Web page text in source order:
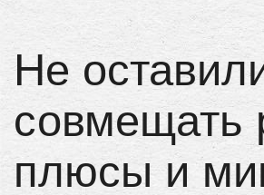
Не
совмещать
плюсы и